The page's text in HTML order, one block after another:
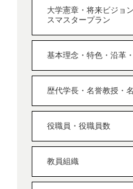
大学憲章・将来ビジョ
スマスタープラン
基本理念・特色・沿革
歴代学長・名誉教授・
役職員・役職員数
教員組織